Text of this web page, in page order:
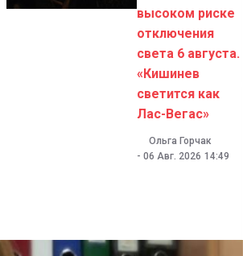
высоком риске
отключения
света 6 августа.
«Кишинев
светится как
Лас-Вегас»
Ольга Горчак
- 06 Авг. 2026 14:49